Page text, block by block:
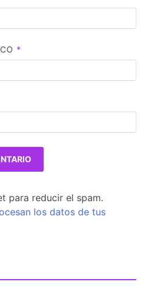
*
para reducir el spam.
los datos de tus